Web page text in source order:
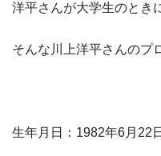
洋平さんが大学生のとき
そんな川上洋平さんのプ
生年月日：1982年6月22